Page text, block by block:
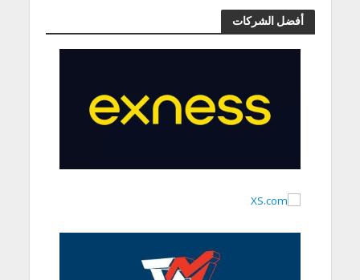
أفضل الشركات